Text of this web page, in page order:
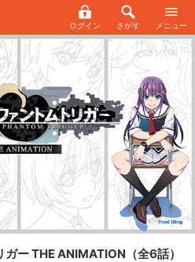
ログイン さがす メニュー
ガー THE ANIMATION （全6話）